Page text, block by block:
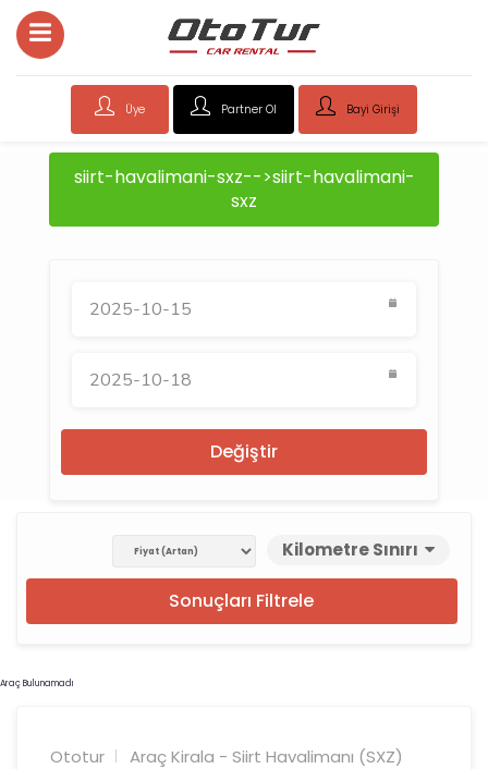
Üye Partner Ol Bayi Girişi
siirt-havalimani-sxz-->siirt-havalimani-
sxz
Değiştir
Kilometre Sınırı
Sonuçları Filtrele
Araç Bulunamadı
Ototur Araç Kirala - Siirt Havalimanı (SXZ)